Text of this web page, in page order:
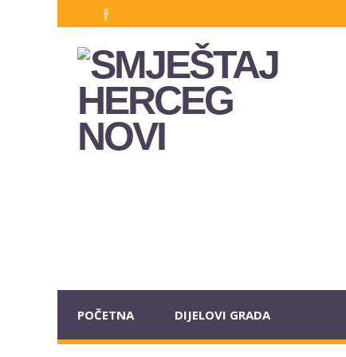
POČETNA DIJELOVI GRADA